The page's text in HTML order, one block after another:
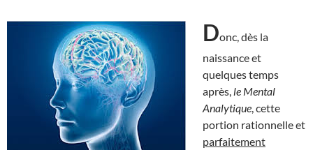
Donc, dès la
naissance et
quelques temps
après, le Mental
Analytique , cette
portion rationnelle et
parfaitement